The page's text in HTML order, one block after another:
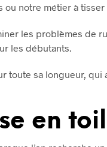
notre métier à
les problèmes de
les débutants.
toute sa longueur,
en